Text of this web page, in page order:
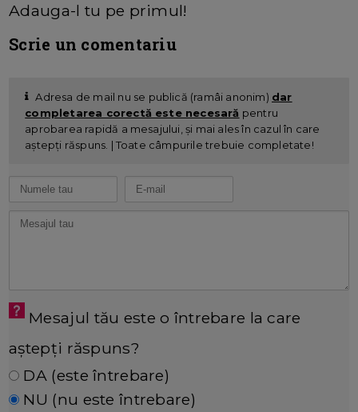
Adauga-l tu pe primul!
Scrie un comentariu
Adresa de mail nu se publică (ramâi anonim) dar
completarea corectă este necesară pentru
aprobarea rapidă a mesajului, și mai ales în cazul în care
aștepți răspuns. | Toate câmpurile trebuie completate!
Mesajul tău este o întrebare la care
aștepți răspuns?
DA (este întrebare)
NU (nu este întrebare)